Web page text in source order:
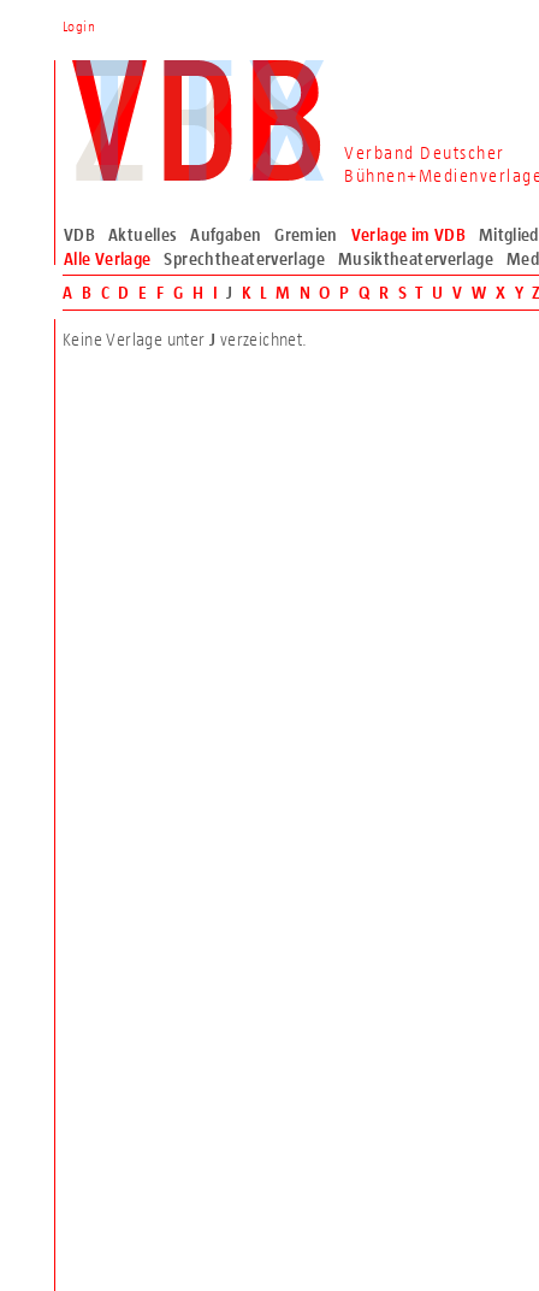
Verband Deutscher
VDB Aktuelles Aufgaben Gremien Verlage im VDB
Alle Verlage
Sprechtheaterverlage Musiktheaterverlage
Login
A B C D E F G H I J K L M N O P Q R S T U V W X Y
Keine Verlage unter J verzeichnet.